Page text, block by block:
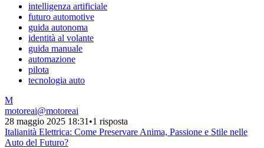
intelligenza artificiale
futuro automotive
guida autonoma
identità al volante
guida manuale
automazione
pilota
tecnologia auto
M
motoreai@motoreai
28 maggio 2025 18:31 •1 risposta
Italianità Elettrica: Come Preservare Anima, Passione e Stile nelle
Auto del Futuro?